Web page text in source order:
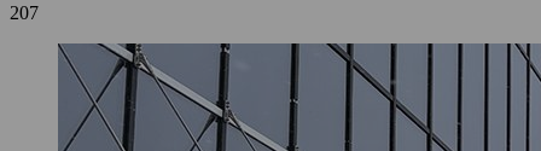
207